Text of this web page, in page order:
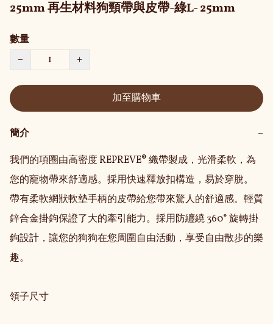
25mm 再生材料狗頸帶與皮帶-綠L- 25mm
數量
−
+
加至購物車
簡介
−
我們的項圈由高密度 REPREVE® 織帶製成，光滑柔軟，為
您的寵物帶來舒適感。採用快速釋放扣構造，易於穿脫。
帶有柔軟網狀軟墊手柄的皮帶給您帶來驚人的舒適感。輕質
鋅合金掛鉤保證了大的牽引能力。採用防纏繞 360° 旋轉掛
鉤設計，讓您的狗狗在您周圍自由活動，享受自由散步的樂
趣。
領子尺寸